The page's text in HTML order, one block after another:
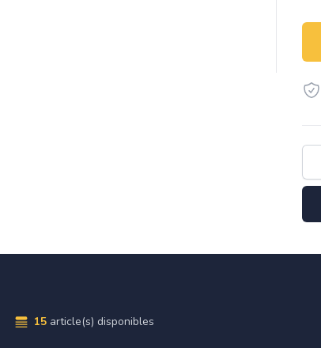
15 article(s) disponibles